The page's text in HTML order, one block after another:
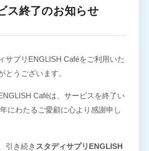
ス終了のお知らせ
サプリENGLISH Caféをご利用いた
とうございます。
Caféは、サービスを終了い
にわたるご愛顧に心より感謝申し
引き続き スタディサプリENGLISH